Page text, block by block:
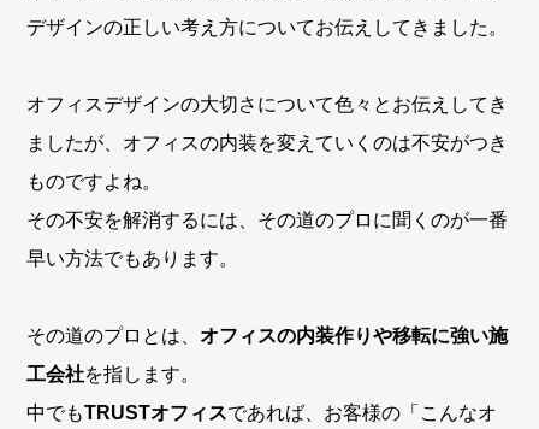
デザインの正しい考え方についてお伝えしてきました。
オフィスデザインの大切さについて色々とお伝えしてき
ましたが、オフィスの内装を変えていくのは不安がつき
ものですよね。
その不安を解消するには、その道のプロに聞くのが一番
早い方法でもあります。
その道のプロとは、オフィスの内装作りや移転に強い施
工会社を指します。
中でもTRUSTオフィスであれば、お客様の「こんなオ